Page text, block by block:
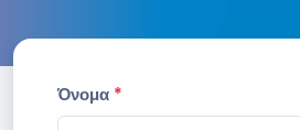
Όνομα *